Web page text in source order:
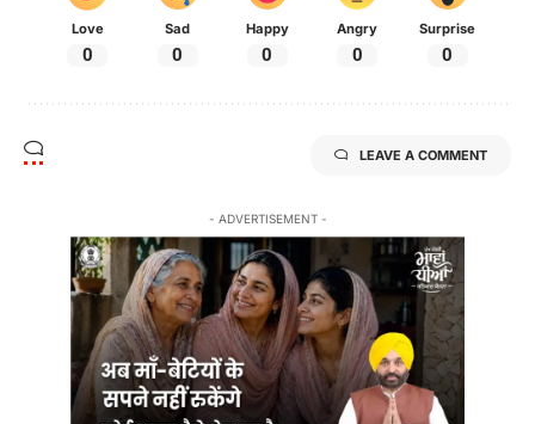
Love
0
Sad
0
Happy
0
Angry
0
Surprise
0
LEAVE A COMMENT
- ADVERTISEMENT -